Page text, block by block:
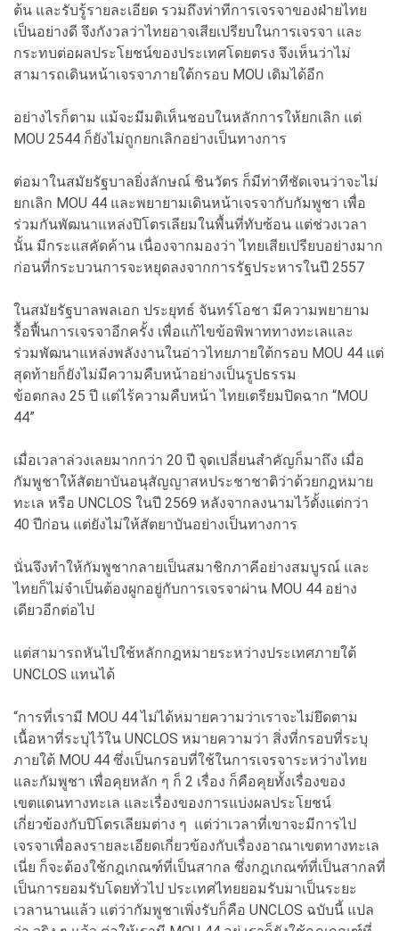
ต้น และรับรู้รายละเอียด รวมถึงท่าทีการเจรจาของฝ่ายไทย
เป็นอย่างดี จึงกังวลว่าไทยอาจเสียเปรียบในการเจรจา และ
กระทบต่อผลประโยชน์ของประเทศโดยตรง จึงเห็นว่าไม่
สามารถเดินหน้าเจรจาภายใต้กรอบ MOU เดิมได้อีก
อย่างไรก็ตาม แม้จะมีมติเห็นชอบในหลักการให้ยกเลิก แต่
MOU 2544 ก็ยังไม่ถูกยกเลิกอย่างเป็นทางการ
ต่อมาในสมัยรัฐบาลยิ่งลักษณ์ ชินวัตร ก็มีท่าทีชัดเจนว่าจะไม่
ยกเลิก MOU 44 และพยายามเดินหน้าเจรจากับกัมพูชา เพื่อ
ร่วมกันพัฒนาแหล่งปิโตรเลียมในพื้นที่ทับซ้อน แต่ช่วงเวลา
นั้น มีกระแสคัดค้าน เนื่องจากมองว่า ไทยเสียเปรียบอย่างมาก
ก่อนที่กระบวนการจะหยุดลงจากการรัฐประหารในปี 2557
ในสมัยรัฐบาลพลเอก ประยุทธ์ จันทร์โอชา มีความพยายาม
รื้อฟื้นการเจรจาอีกครั้ง เพื่อแก้ไขข้อพิพาททางทะเลและ
ร่วมพัฒนาแหล่งพลังงานในอ่าวไทยภายใต้กรอบ MOU 44 แต่
สุดท้ายก็ยังไม่มีความคืบหน้าอย่างเป็นรูปธรรม
ข้อตกลง 25 ปี แต่ไร้ความคืบหน้า ไทยเตรียมปิดฉาก “MOU
44”
เมื่อเวลาล่วงเลยมากกว่า 20 ปี จุดเปลี่ยนสำคัญก็มาถึง เมื่อ
กัมพูชาให้สัตยาบันอนุสัญญาสหประชาชาติว่าด้วยกฎหมาย
ทะเล หรือ UNCLOS ในปี 2569 หลังจากลงนามไว้ตั้งแต่กว่า
40 ปีก่อน แต่ยังไม่ให้สัตยาบันอย่างเป็นทางการ
นั่นจึงทำให้กัมพูชากลายเป็นสมาชิกภาคีอย่างสมบูรณ์ และ
ไทยก็ไม่จำเป็นต้องผูกอยู่กับการเจรจาผ่าน MOU 44 อย่าง
เดียวอีกต่อไป
แต่สามารถหันไปใช้หลักกฎหมายระหว่างประเทศภายใต้
UNCLOS แทนได้
“การที่เรามี MOU 44 ไม่ได้หมายความว่าเราจะไม่ยึดตาม
เนื้อหาที่ระบุไว้ใน UNCLOS หมายความว่า สิ่งที่กรอบที่ระบุ
ภายใต้ MOU 44 ซึ่งเป็นกรอบที่ใช้ในการเจรจาระหว่างไทย
และกัมพูชา เพื่อคุยหลัก ๆ ก็ 2 เรื่อง ก็คือคุยทั้งเรื่องของ
เขตแดนทางทะเล และเรื่องของการแบ่งผลประโยชน์
เกี่ยวข้องกับปิโตรเลียมต่าง ๆ แต่ว่าเวลาที่เขาจะมีการไป
เจรจาเพื่อลงรายละเอียดเกี่ยวข้องกับเรื่องอาณาเขตทางทะเล
เนี่ย ก็จะต้องใช้กฎเกณฑ์ที่เป็นสากล ซึ่งกฎเกณฑ์ที่เป็นสากลที่
เป็นการยอมรับโดยทั่วไป ประเทศไทยยอมรับมาเป็นระยะ
เวลานานแล้ว แต่ว่ากัมพูชาเพิ่งรับก็คือ UNCLOS ฉบับนี้ แปล